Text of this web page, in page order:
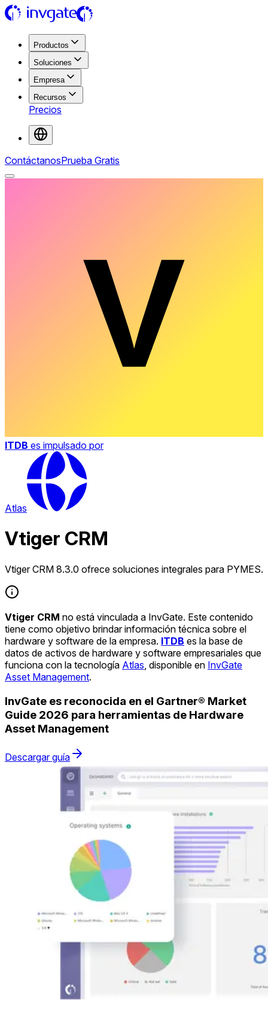
Productos
Soluciones
Empresa
Recursos
Precios
ContáctanosPrueba Gratis
ITDB es impulsado por
Atlas
Vtiger CRM
Vtiger CRM 8.3.0 ofrece soluciones integrales para PYMES.
Vtiger CRM no está vinculada a InvGate. Este contenido
tiene como objetivo brindar información técnica sobre el
hardware y software de la empresa. ITDB es la base de
datos de activos de hardware y software empresariales que
funciona con la tecnología Atlas , disponible en InvGate
Asset Management.
InvGate es reconocida en el Gartner® Market
Guide 2026 para herramientas de Hardware
Asset Management
Descargar guía